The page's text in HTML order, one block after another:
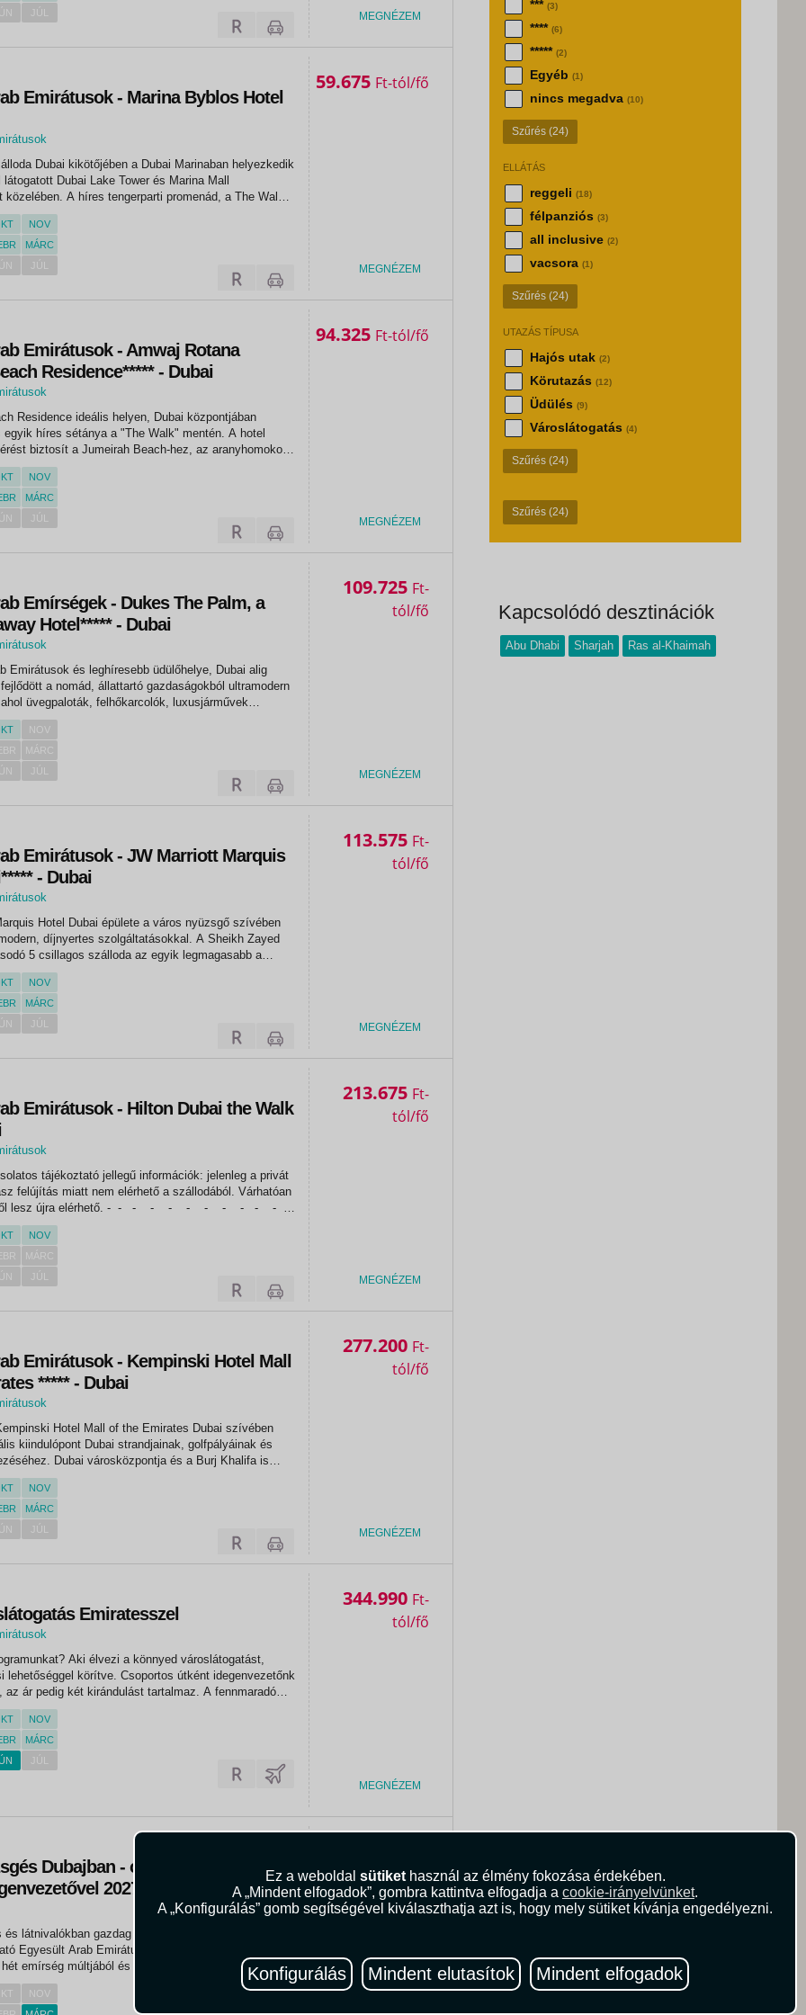
Ez a weboldal sütikethasznál az élmény fokozása érdekében.
A „Mindent elfogadok”, gombra kattintva elfogadja a cookie-irányelvünket.
A „Konfigurálás” gomb segítségével kiválaszthatja azt is, hogy mely sütiket kívánja engedélyezni.
Konfigurálás Mindent elutasítok Mindent elfogadok
*** (3)
**** (6)
***** (2)
Egyéb (1)
nincs megadva (10)
Szűrés (24)
ELLÁTÁS
reggeli (18)
félpanziós (3)
all inclusive (2)
vacsora (1)
Szűrés (24)
UTAZÁS TÍPUSA
Hajós utak (2)
Körutazás (12)
Üdülés (9)
Városlátogatás (4)
Szűrés (24)
Szűrés (24)
JÚL MEGNÉZEM
Emirátusok - Marina Byblos Hotel
Dubai kikötőjében a Dubai Marinaban helyezkedik
Dubai Lake Tower és Marina Mall
közelében. A híres tengerparti promenád, a The Walk
míg a felejthetetlen izgalmakat ígérő Wild Wadi vízi
NOV
MÁRC
JÚL
59.675 Ft
MEGNÉZEM
Emirátusok - Amwaj Rotana
Residence***** - Dubai
Residence ideális helyen, Dubai központjában
egyik híres sétánya a "The Walk" mentén. A hotel
biztosít a Jumeirah Beach-hez, az aranyhomokos
tenger csak pár lépésnyire van. 301 ízlésesen,
NOV
MÁRC
JÚL
94.325 Ft
MEGNÉZEM
Emírségek - Dukes The Palm, a
Hotel***** - Dubai
Emirátusok és leghíresebb üdülőhelye, Dubai alig
a nomád, állattartó gazdaságokból ultramodern
üvegpaloták, felhőkarcolók, luxusjárművek
idelátogatókat. Csodálatos, fehér homokos, ápolt
a... NOV
MÁRC
JÚL
109.725 Ft
MEGNÉZEM
Emirátusok - JW Marriott Marquis
- Dubai
Hotel Dubai épülete a város nyüzsgő szívében
díjnyertes szolgáltatásokkal. A Sheikh Zayed
5 csillagos szálloda az egyik legmagasabb a
a tengerre és a városra. Stílusosan
és...NOV
MÁRC
JÚL
113.575 Ft
MEGNÉZEM
Emirátusok - Hilton Dubai the Walk
tájékoztató jellegű információk: jelenleg a privát
felújítás miatt nem elérhető a szállodából. Várhatóan
lesz újra elérhető. - - - - - - - - - - -
- - - - - -...
NOV
MÁRC
JÚL
213.675 Ft
MEGNÉZEM
Emirátusok - Kempinski Hotel Mall
***** - Dubai
Hotel Mall of the Emirates Dubai szívében
kiindulópont Dubai strandjainak, golfpályáinak és
Dubai városközpontja és a Burj Khalifa is
a Mall of the Emirates-hez csatlakozva pedig
NOV
MÁRC
JÚL
277.200 Ft
MEGNÉZEM
Emiratesszel
Aki élvezi a könnyed városlátogatást,
lehetőséggel körítve. Csoportos útként idegenvezetőnk
az ár pedig két kirándulást tartalmaz. A fennmaradó
múlik, hogy választ-e fakultatív programjainkból, vagy
NOV
MÁRC
JÚL
344.990 Ft
MEGNÉZEM
Dubajban - csoportos utazás
2027.03.11-16.
és látnivalókban gazdag utazásra invitáljuk az Arab-
Egyesült Arab Emirátusokba. Utazásunk során
emírség múltjából és jelenéből, felkeressük Dubaj
a világ legmagasabb épületének 124.
a...
NOV
Kapcsolódó desztinációk
Abu Dhabi Sharjah Ras al-Khaimah